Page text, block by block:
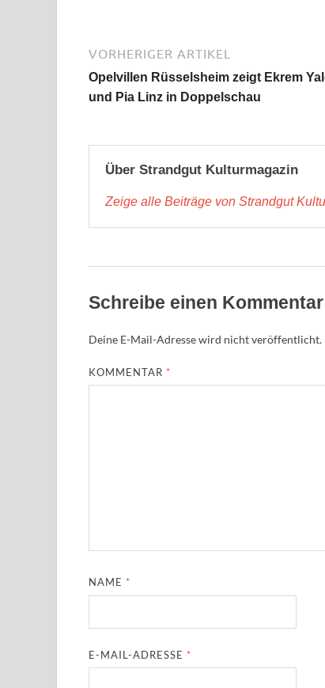
VORHERIGER ARTIKEL
Opelvillen Rüsselsheim zeigt Ekrem
und Pia Linz in Doppelschau
Über Strandgut Kulturmagazin
Zeige alle Beiträge von Strandgut
Schreibe einen Kommentar
Deine E-Mail-Adresse wird nicht veröffentlicht.
KOMMENTAR *
NAME *
E-MAIL-ADRESSE *